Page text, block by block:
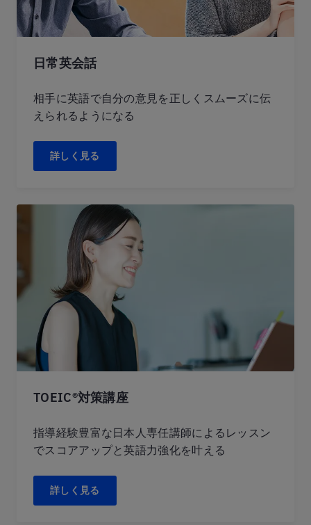
日常英会話
相手に英語で自分の意見を正しくスムーズに伝
えられるようになる
詳しく見る
TOEIC®対策講座
指導経験豊富な日本人専任講師によるレッスン
でスコアアップと英語力強化を叶える
詳しく見る